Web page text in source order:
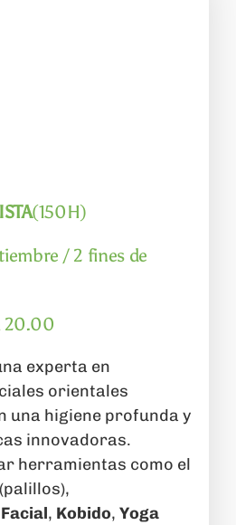
(150H)
/ 2 fines de
20.00
experta en
orientales
una higiene profunda y
innovadoras.
herramientas como el
(palillos),
Facial, Kobido, Yoga